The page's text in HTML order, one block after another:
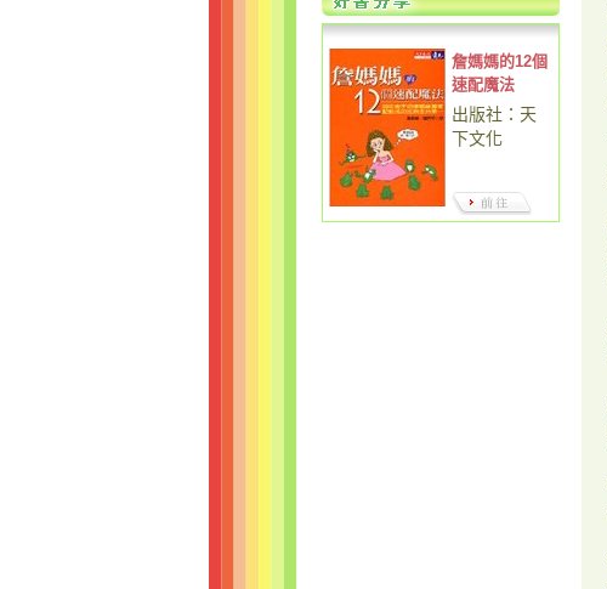
詹媽媽的12個
速配魔法
出版社：天
下文化